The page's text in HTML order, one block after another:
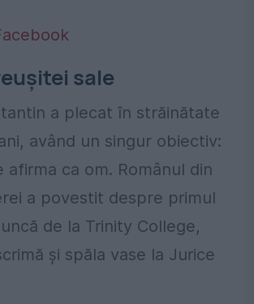
sale
a plecat în străinătate
având un singur obiectiv:
afirma ca om. Românul din
a povestit despre primul
de la Trinity College,
şi spăla vase la Jurice